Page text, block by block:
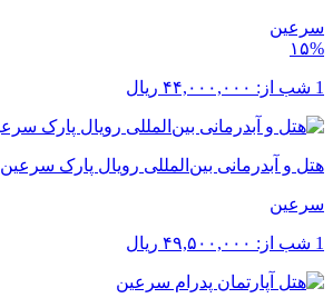
سرعین
۱۵%
1 شب از: ۴۴,۰۰۰,۰۰۰ ریال
هتل و آبدرمانی بین‌المللی رویال پارک سرعین
سرعین
1 شب از: ۴۹,۵۰۰,۰۰۰ ریال